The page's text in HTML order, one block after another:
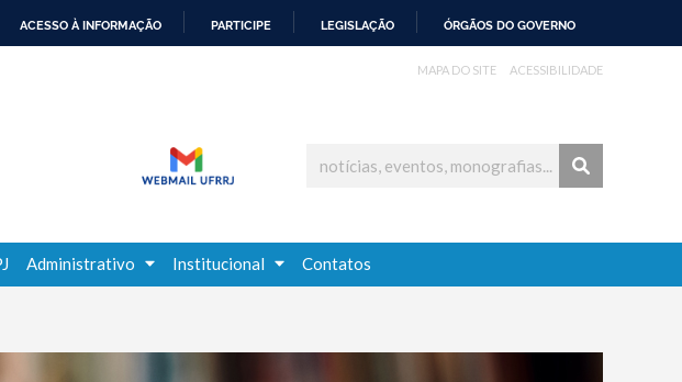
ACESSO À INFORMAÇÃO PARTICIPE LEGISLAÇÃO ÓRGÃOS DO GOVERNO
MAPA DO SITE ACESSIBILIDADE
Administrativo Institucional Contatos